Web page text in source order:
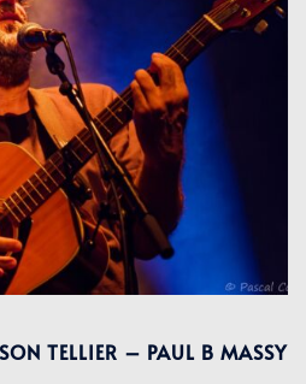
TELLIER – PAUL B MASSY